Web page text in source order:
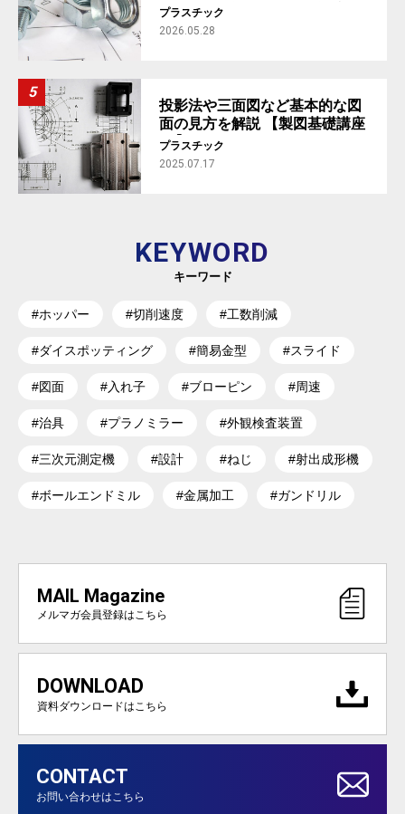
規格まで解説【製図基礎講座
#5】
プラスチック
2026.05.28
投影法や三面図など基本的な図
面の見方を解説 【製図基礎講座
#1】
プラスチック
2025.07.17
KEYWORD
キーワード
#ホッパー #切削速度 #工数削減
#ダイスポッティング #簡易金型 #スライド
#図面 #入れ子 #ブローピン #周速
#治具 #プラノミラー #外観検査装置
#三次元測定機 #設計 #ねじ #射出成形機
#ボールエンドミル #金属加工 #ガンドリル
MAIL Magazine
メルマガ会員登録はこちら
DOWNLOAD
資料ダウンロードはこちら
CONTACT
お問い合わせはこちら